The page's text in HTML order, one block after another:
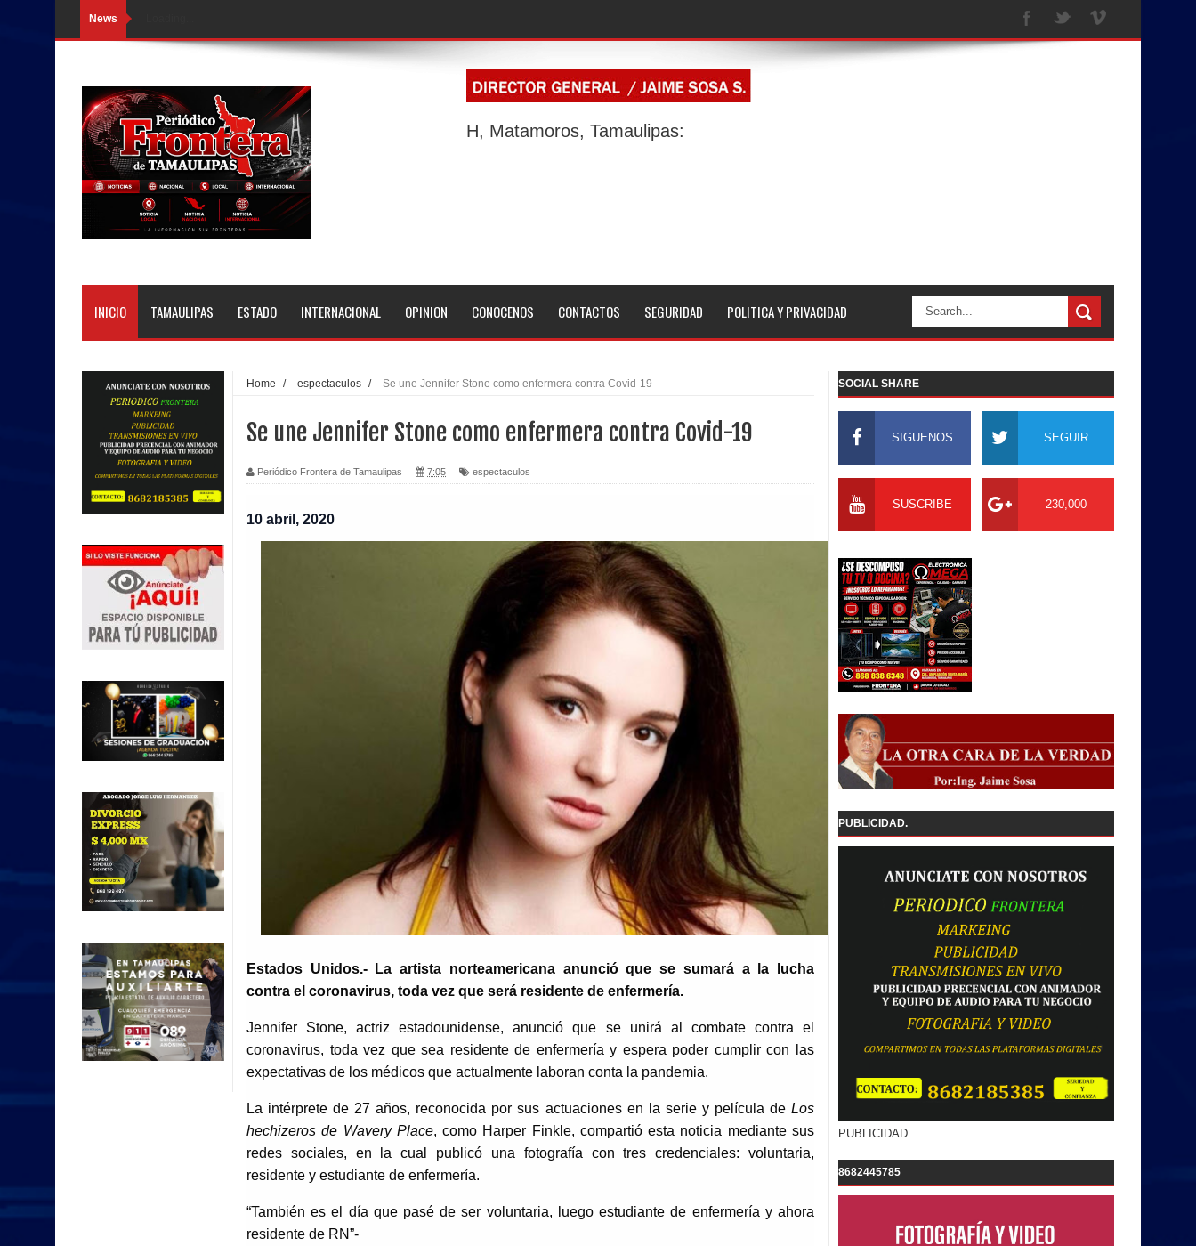
News
H, Matamoros, Tamaulipas:
INICIO TAMAULIPAS ESTADO INTERNACIONAL OPINION CONOCENOS CONTACTOS SEGURIDAD POLITICA Y PRIVACIDAD
Home / espectaculos / Se une Jennifer Stone como enfermera contra Covid-19
Se une Jennifer Stone como enfermera contra Covid-19
Periódico Frontera de Tamaulipas 7:05 espectaculos
10 abril, 2020
Estados Unidos.- La artista norteamericana anunció que se sumará a la lucha
contra el coronavirus, toda vez que será residente de enfermería.
Jennifer Stone, actriz estadounidense, anunció que se unirá al combate contra el
coronavirus, toda vez que sea residente de enfermería y espera poder cumplir con las
expectativas de los médicos que actualmente laboran conta la pandemia.
La intérprete de 27 años, reconocida por sus actuaciones en la serie y película de Los
hechizeros de Wavery Place, como Harper Finkle, compartió esta noticia mediante sus
redes sociales, en la cual publicó una fotografía con tres credenciales: voluntaria,
residente y estudiante de enfermería.
“También es el día que pasé de ser voluntaria, luego estudiante de enfermería y ahora
residente de RN”-
SOCIAL SHARE
SIGUENOS SEGUIR
SUSCRIBE 230,000
PUBLICIDAD.
PUBLICIDAD.
8682445785